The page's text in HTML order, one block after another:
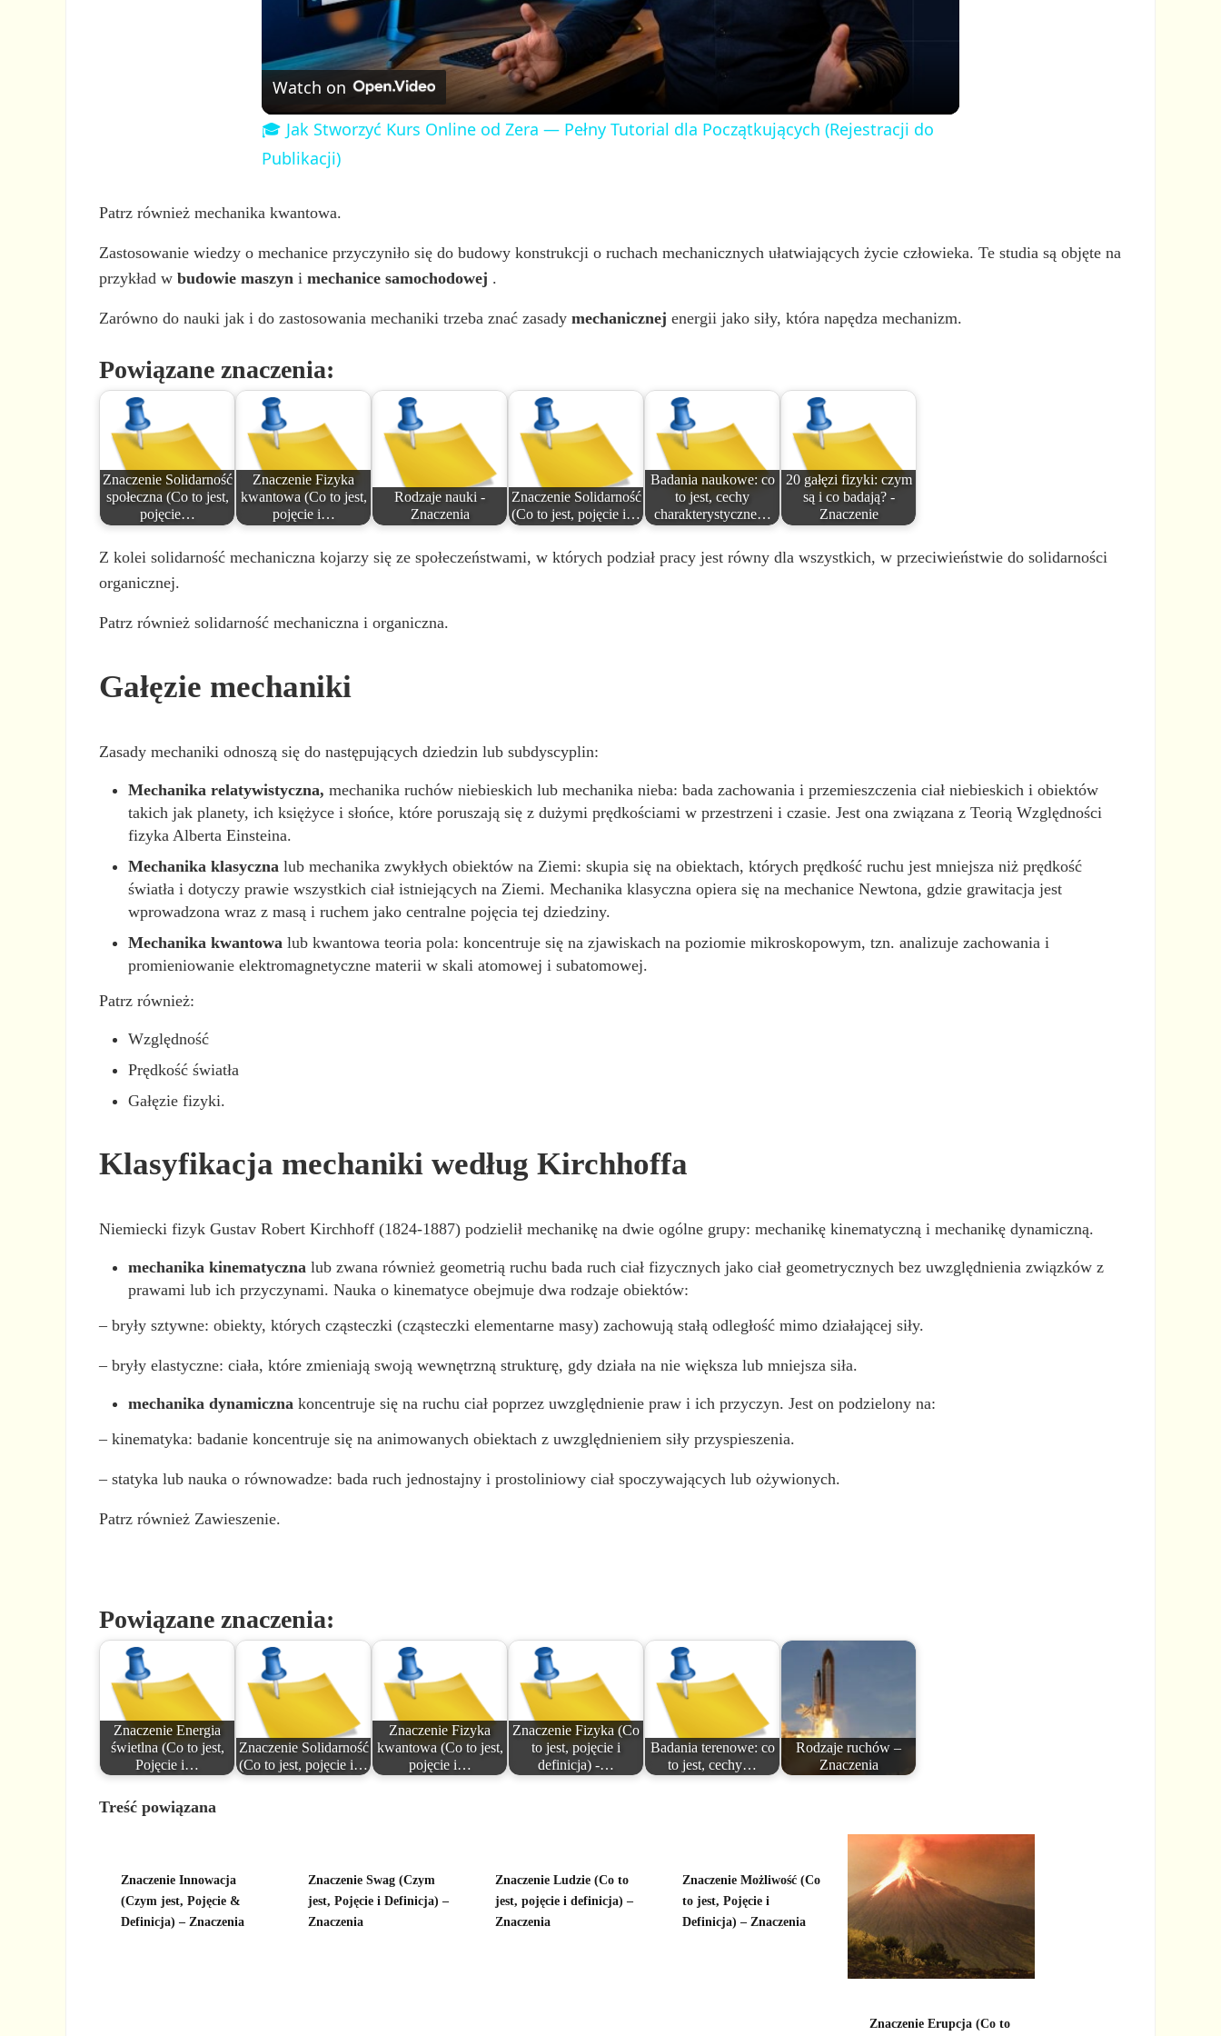
a
y
e
Watch on
🎓 Jak Stworzyć Kurs Online od Zera — Pełny Tutorial dla Początkujących (Rejestracji do
Publikacji)
Patrz również mechanika kwantowa.
Zastosowanie wiedzy o mechanice przyczyniło się do budowy konstrukcji o ruchach mechanicznych ułatwiających życie człowieka. Te studia są objęte na
przykład wbudowie maszyn imechanice samochodowej .
Zarówno do nauki jak i do zastosowania mechaniki trzeba znać zasadymechanicznej energii jako siły, która napędza mechanizm.
Powiązane znaczenia:
Znaczenie Solidarność
społeczna (Co to jest,
pojęcie…
Znaczenie Fizyka
kwantowa (Co to jest,
pojęcie i…
Rodzaje nauki -
Znaczenia
Znaczenie Solidarność
(Co to jest, pojęcie i…
Badania naukowe: co
to jest, cechy
charakterystyczne…
20 gałęzi fizyki: czym
są i co badają? -
Znaczenie
Z kolei solidarność mechaniczna kojarzy się ze społeczeństwami, w których podział pracy jest równy dla wszystkich, w przeciwieństwie do solidarności
organicznej.
Patrz również solidarność mechaniczna i organiczna.
Gałęzie mechaniki
Zasady mechaniki odnoszą się do następujących dziedzin lub subdyscyplin:
Mechanika relatywistyczna, mechanika ruchów niebieskich lub mechanika nieba: bada zachowania i przemieszczenia ciał niebieskich i obiektów
takich jak planety, ich księżyce i słońce, które poruszają się z dużymi prędkościami w przestrzeni i czasie. Jest ona związana z Teorią Względności
fizyka Alberta Einsteina.
Mechanika klasycznalub mechanika zwykłych obiektów na Ziemi: skupia się na obiektach, których prędkość ruchu jest mniejsza niż prędkość
światła i dotyczy prawie wszystkich ciał istniejących na Ziemi. Mechanika klasyczna opiera się na mechanice Newtona, gdzie grawitacja jest
wprowadzona wraz z masą i ruchem jako centralne pojęcia tej dziedziny.
Mechanika kwantowalub kwantowa teoria pola: koncentruje się na zjawiskach na poziomie mikroskopowym, tzn. analizuje zachowania i
promieniowanie elektromagnetyczne materii w skali atomowej i subatomowej.
Patrz również:
Względność
Prędkość światła
Gałęzie fizyki.
Klasyfikacja mechaniki według Kirchhoffa
Niemiecki fizyk Gustav Robert Kirchhoff (1824-1887) podzielił mechanikę na dwie ogólne grupy: mechanikę kinematyczną i mechanikę dynamiczną.
mechanika kinematycznalub zwana również geometrią ruchu bada ruch ciał fizycznych jako ciał geometrycznych bez uwzględnienia związków z
prawami lub ich przyczynami. Nauka o kinematyce obejmuje dwa rodzaje obiektów:
– bryły sztywne: obiekty, których cząsteczki (cząsteczki elementarne masy) zachowują stałą odległość mimo działającej siły.
– bryły elastyczne: ciała, które zmieniają swoją wewnętrzną strukturę, gdy działa na nie większa lub mniejsza siła.
mechanika dynamicznakoncentruje się na ruchu ciał poprzez uwzględnienie praw i ich przyczyn. Jest on podzielony na:
– kinematyka: badanie koncentruje się na animowanych obiektach z uwzględnieniem siły przyspieszenia.
– statyka lub nauka o równowadze: bada ruch jednostajny i prostoliniowy ciał spoczywających lub ożywionych.
Patrz również Zawieszenie.
Powiązane znaczenia:
Znaczenie Energia
świetlna (Co to jest,
Pojęcie i…
Znaczenie Solidarność
(Co to jest, pojęcie i…
Znaczenie Fizyka
kwantowa (Co to jest,
pojęcie i…
Znaczenie Fizyka (Co
to jest, pojęcie i
definicja) -…
Badania terenowe: co
to jest, cechy…
Rodzaje ruchów –
Znaczenia
Treść powiązana
Znaczenie Innowacja
(Czym jest, Pojęcie &
Definicja) – Znaczenia
Znaczenie Swag (Czym
jest, Pojęcie i Definicja) –
Znaczenia
Znaczenie Ludzie (Co to
jest, pojęcie i definicja) –
Znaczenia
Znaczenie Możliwość (Co
to jest, Pojęcie i
Definicja) – Znaczenia
Znaczenie Erupcja (Co to